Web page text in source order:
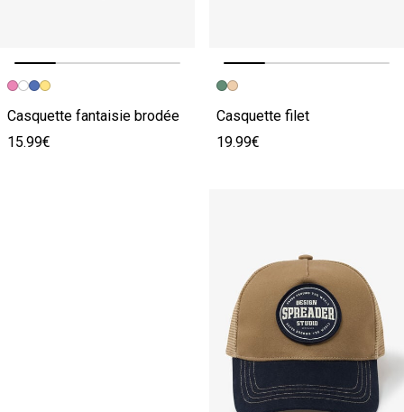
Image précédente
Image suivante
Casquette fantaisie brodée
15.99€
Image précédente
Image suivante
Casquette filet
19.99€